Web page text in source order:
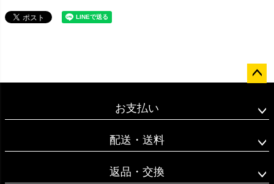
ップ
お支払い
配送・送料
返品・交換